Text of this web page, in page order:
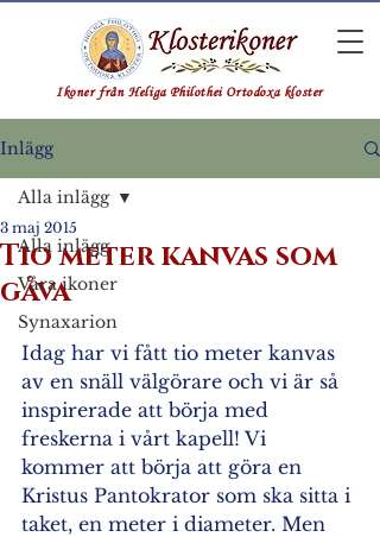
Ikoner från Heliga Philothei Ortodoxa kloster
Inlägg
Alla inlägg
Våra ikoner
Synaxarion
Alla inlägg
Tio meter kanvas som
gåva
3 maj 2015
Idag har vi fått tio meter kanvas
av en snäll välgörare och vi är så
inspirerade att börja med
freskerna i vårt kapell! Vi
kommer att börja att göra en
Kristus Pantokrator som ska sitta i
taket, en meter i diameter. Men